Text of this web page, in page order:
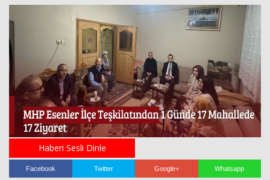
Haberi Sesli Dinle
Facebook Twitter Google+ Whatsapp
VİDEO GALERİ
İLETİŞİM